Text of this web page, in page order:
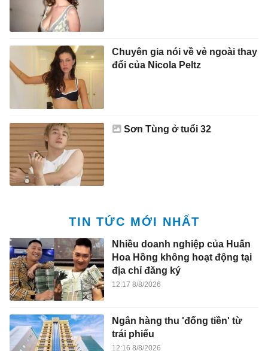
Chuyên gia nói về vẻ ngoài thay
đổi của Nicola Peltz
Sơn Tùng ở tuổi 32
TIN TỨC MỚI NHẤT
Nhiều doanh nghiệp của Huấn
Hoa Hồng không hoạt động tại
địa chỉ đăng ký
12:17 8/8/2026
Ngân hàng thu 'đống tiền' từ
trái phiếu
12:16 8/8/2026